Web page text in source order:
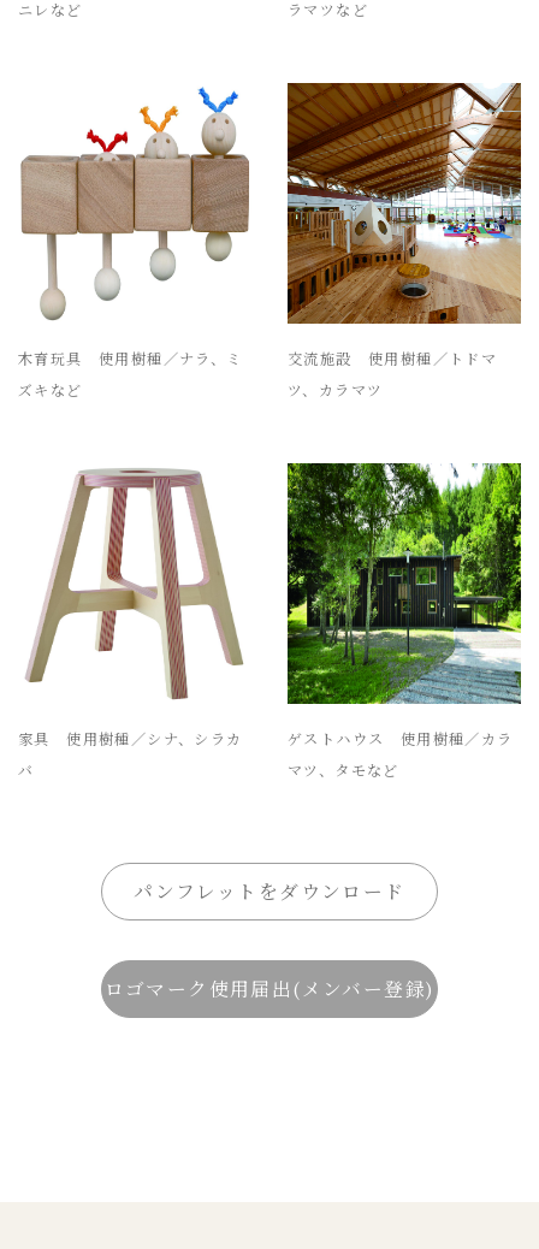
ニレなど
ラマツなど
木育玩具 使用樹種／ナラ、ミ
ズキなど
交流施設 使用樹種／トドマ
ツ、カラマツ
家具 使用樹種／シナ、シラカ
バ
ゲストハウス 使用樹種／カラ
マツ、タモなど
パンフレットをダウンロード
ロゴマーク使用届出(メンバー登録)